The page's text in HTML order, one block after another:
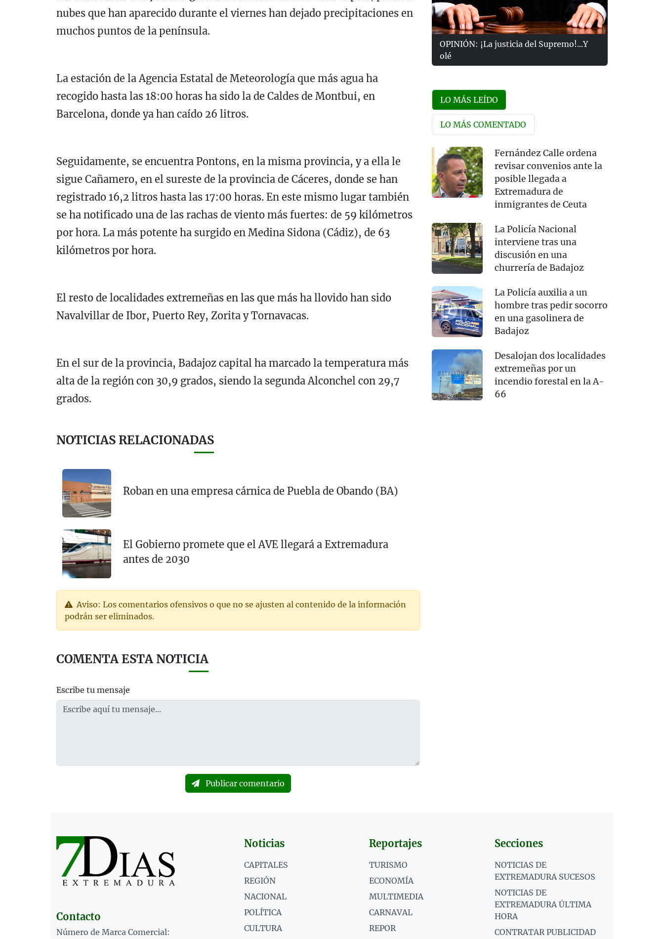
nubes que han aparecido durante el viernes han dejado precipitaciones en
muchos puntos de la península.
La estación de la Agencia Estatal de Meteorología que más agua ha
recogido hasta las 18:00 horas ha sido la de Caldes de Montbui, en
Barcelona, donde ya han caído 26 litros.
Seguidamente, se encuentra Pontons, en la misma provincia, y a ella le
sigue Cañamero, en el sureste de la provincia de Cáceres, donde se han
registrado 16,2 litros hasta las 17:00 horas. En este mismo lugar también
se ha notificado una de las rachas de viento más fuertes: de 59 kilómetros
por hora. La más potente ha surgido en Medina Sidona (Cádiz), de 63
kilómetros por hora.
El resto de localidades extremeñas en las que más ha llovido han sido
Navalvillar de Ibor, Puerto Rey, Zorita y Tornavacas.
En el sur de la provincia, Badajoz capital ha marcado la temperatura más
alta de la región con 30,9 grados, siendo la segunda Alconchel con 29,7
grados.
NOTICIAS RELACIONADAS
Roban en una empresa cárnica de Puebla de Obando (BA)
El Gobierno promete que el AVE llegará a Extremadura
antes de 2030
Aviso: Los comentarios ofensivos o que no se ajusten al contenido de la información
podrán ser eliminados.
COMENTA ESTA NOTICIA
Escribe tu mensaje
Publicar comentario
OPINIÓN: ¡La justicia del Supremo!...Y
olé
LO MÁS LEÍDO
LO MÁS COMENTADO
Fernández Calle ordena
revisar convenios ante la
posible llegada a
Extremadura de
inmigrantes de Ceuta
La Policía Nacional
interviene tras una
discusión en una
churrería de Badajoz
La Policía auxilia a un
hombre tras pedir socorro
en una gasolinera de
Badajoz
Desalojan dos localidades
extremeñas por un
incendio forestal en la A-
66
Contacto
Número de Marca Comercial:
Noticias
CAPITALES
REGIÓN
NACIONAL
POLÍTICA
CULTURA
Reportajes
TURISMO
ECONOMÍA
MULTIMEDIA
CARNAVAL
REPOR
Secciones
NOTICIAS DE
EXTREMADURA SUCESOS
NOTICIAS DE
EXTREMADURA ÚLTIMA
HORA
CONTRATAR PUBLICIDAD